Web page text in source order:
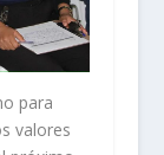
para
valores